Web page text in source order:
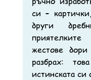
си –
други
жестове
разбрах:
истинската